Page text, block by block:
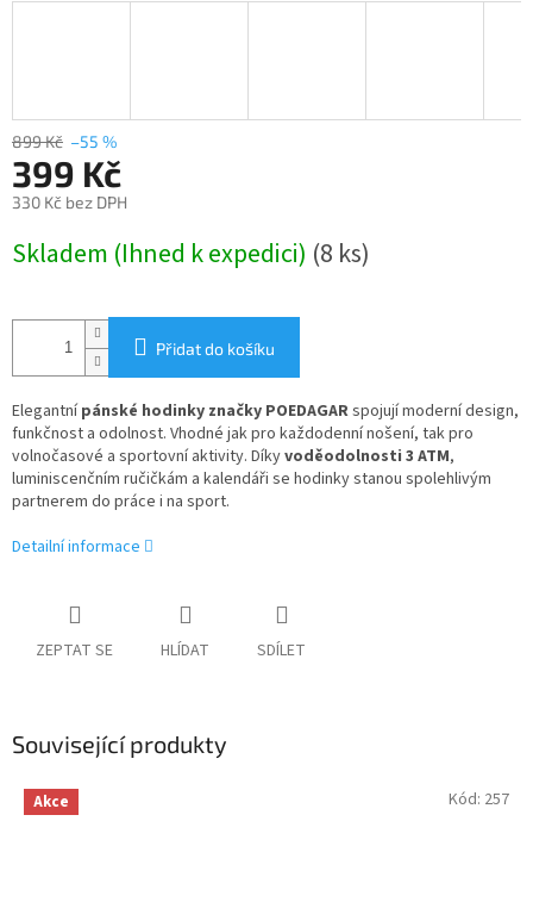
899 Kč –55 %
399 Kč
330 Kč bez DPH
cena:
Skladem (Ihned k expedici) (8 ks)
Přidat do košíku
Elegantnípánské hodinky značky POEDAGARspojují moderní design,
funkčnost a odolnost. Vhodné jak pro každodenní nošení, tak pro
volnočasové a sportovní aktivity. Díkyvoděodolnosti 3 ATM,
luminiscenčním ručičkám a kalendáři se hodinky stanou spolehlivým
partnerem do práce i na sport.
Detailní informace
ZEPTAT SE HLÍDAT SDÍLET
Související produkty
Akce Kód: 257